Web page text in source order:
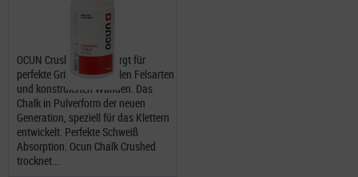
OCUN Crushed Chalk sorgt für
perfekte Griffigkeit an allen Felsarten
und konstruierten Wänden. Das
Chalk in Pulverform der neuen
Generation, speziell für das Klettern
entwickelt. Perfekte Schweiß
Absorption. Ocun Chalk Crushed
trocknet...